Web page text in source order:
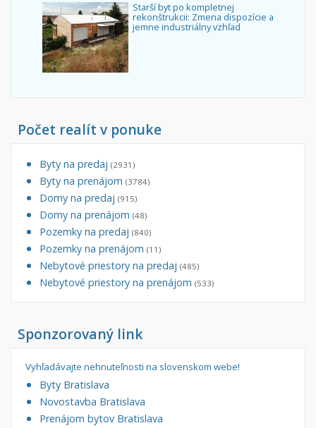
Starší byt po kompletnej
rekonštrukcii: Zmena dispozície a
jemne industriálny vzhľad
Počet realít v ponuke
Byty na predaj (2931)
Byty na prenájom (3784)
Domy na predaj (915)
Domy na prenájom (48)
Pozemky na predaj (840)
Pozemky na prenájom (11)
Nebytové priestory na predaj (485)
Nebytové priestory na prenájom (533)
Sponzorovaný link
Vyhľadávajte nehnuteľnosti na slovenskom webe!
Byty Bratislava
Novostavba Bratislava
Prenájom bytov Bratislava